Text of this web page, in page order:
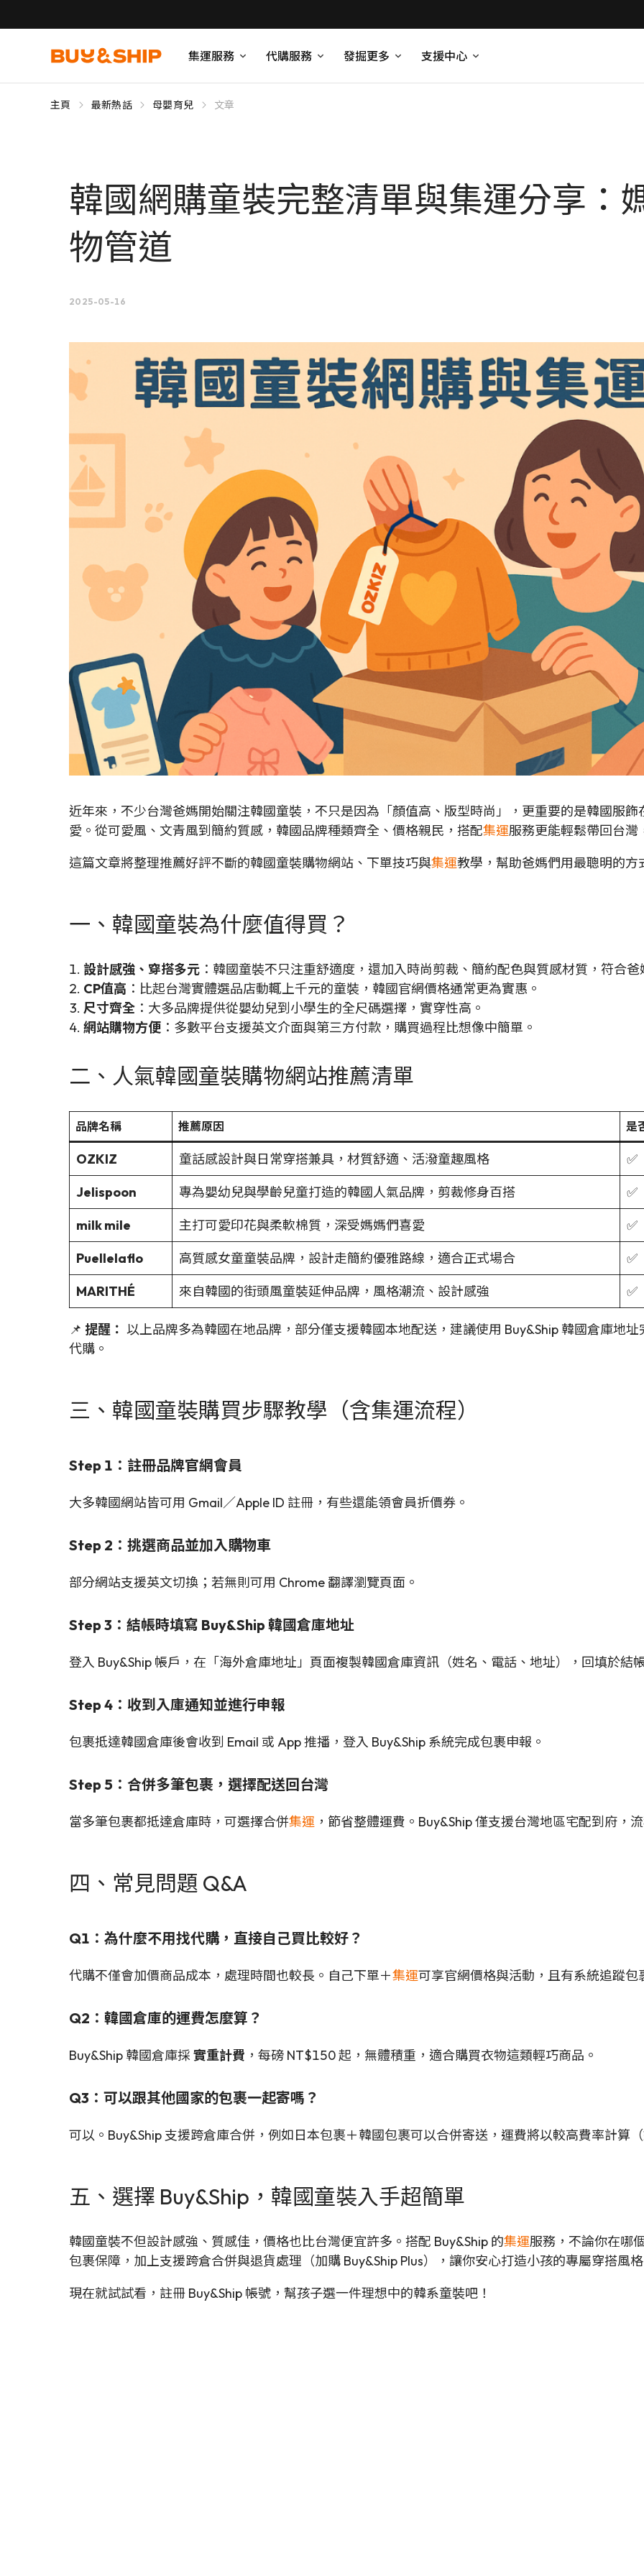
集運服務 代購服務 發掘更多 支援中心
主頁 最新熱話 母嬰育兒 文章
韓國網購童裝完整清單與集運分享：
物管道
2025-05-16
近年來，不少台灣爸媽開始關注韓國童裝，不只是因為「顏值高、版型時尚」，更重要的是韓國服
愛。從可愛風、文青風到簡約質感，韓國品牌種類齊全、價格親民，搭配集運服務更能輕鬆帶回台灣
這篇文章將整理推薦好評不斷的韓國童裝購物網站、下單技巧與集運教學，幫助爸媽們用最聰明的方
一、韓國童裝為什麼值得買？
設計感強、穿搭多元 ：韓國童裝不只注重舒適度，還加入時尚剪裁、簡約配色與質感材質，符合爸
CP值高 ：比起台灣實體選品店動輒上千元的童裝，韓國官網價格通常更為實惠。
尺寸齊全 ：大多品牌提供從嬰幼兒到小學生的全尺碼選擇，實穿性高。
網站購物方便 ：多數平台支援英文介面與第三方付款，購買過程比想像中簡單。
二、人氣韓國童裝購物網站推薦清單
品牌名稱 推薦原因 是
OZKIZ 童話感設計與日常穿搭兼具，材質舒適、活潑童趣風格 ✅
Jelispoon
專為嬰幼兒與學齡兒童打造的韓國人氣品牌，剪裁修身百搭 ✅
milk mile
主打可愛印花與柔軟棉質，深受媽媽們喜愛 ✅
Puellelaflo
高質感女童童裝品牌，設計走簡約優雅路線，適合正式場合 ✅
MARITHÉ
來自韓國的街頭風童裝延伸品牌，風格潮流、設計感強 ✅
📌 提醒： 以上品牌多為韓國在地品牌，部分僅支援韓國本地配送，建議使用 Buy&Ship 韓國倉庫地
代購。
三、韓國童裝購買步驟教學（含集運流程）
Step 1：註冊品牌官網會員
大多韓國網站皆可用 Gmail／Apple ID 註冊，有些還能領會員折價券。
Step 2：挑選商品並加入購物車
部分網站支援英文切換；若無則可用 Chrome 翻譯瀏覽頁面。
Step 3：結帳時填寫 Buy&Ship 韓國倉庫地址
登入 Buy&Ship 帳戶，在「海外倉庫地址」頁面複製韓國倉庫資訊（姓名、電話、地址），回填於結
Step 4：收到入庫通知並進行申報
包裹抵達韓國倉庫後會收到 Email 或 App 推播，登入 Buy&Ship 系統完成包裹申報。
Step 5：合併多筆包裹，選擇配送回台灣
當多筆包裹都抵達倉庫時，可選擇合併集運 ，節省整體運費。Buy&Ship 僅支援台灣地區宅配到府，
四、常見問題 Q&A
Q1：為什麼不用找代購，直接自己買比較好？
代購不僅會加價商品成本，處理時間也較長。自己下單＋集運可享官網價格與活動，且有系統追蹤包
Q2：韓國倉庫的運費怎麼算？
Buy&Ship 韓國倉庫採 實重計費 ，每磅 NT$150 起，無體積重，適合購買衣物這類輕巧商品。
Q3：可以跟其他國家的包裹一起寄嗎？
可以。Buy&Ship 支援跨倉庫合併，例如日本包裹＋韓國包裹可以合併寄送，運費將以較高費率計算
五、選擇 Buy&Ship，韓國童裝入手超簡單
韓國童裝不但設計感強、質感佳，價格也比台灣便宜許多。搭配 Buy&Ship 的集運服務，不論你在哪
包裹保障，加上支援跨倉合併與退貨處理（加購 Buy&Ship Plus），讓你安心打造小孩的專屬穿搭風格
現在就試試看，註冊 Buy&Ship 帳號，幫孩子選一件理想中的韓系童裝吧！